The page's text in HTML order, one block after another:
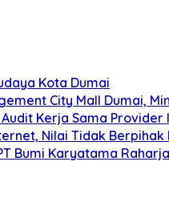
Kota Dumai
City Mall Dumai,
Kerja Sama
Nilai Tidak
Bumi Karyatama Raharja